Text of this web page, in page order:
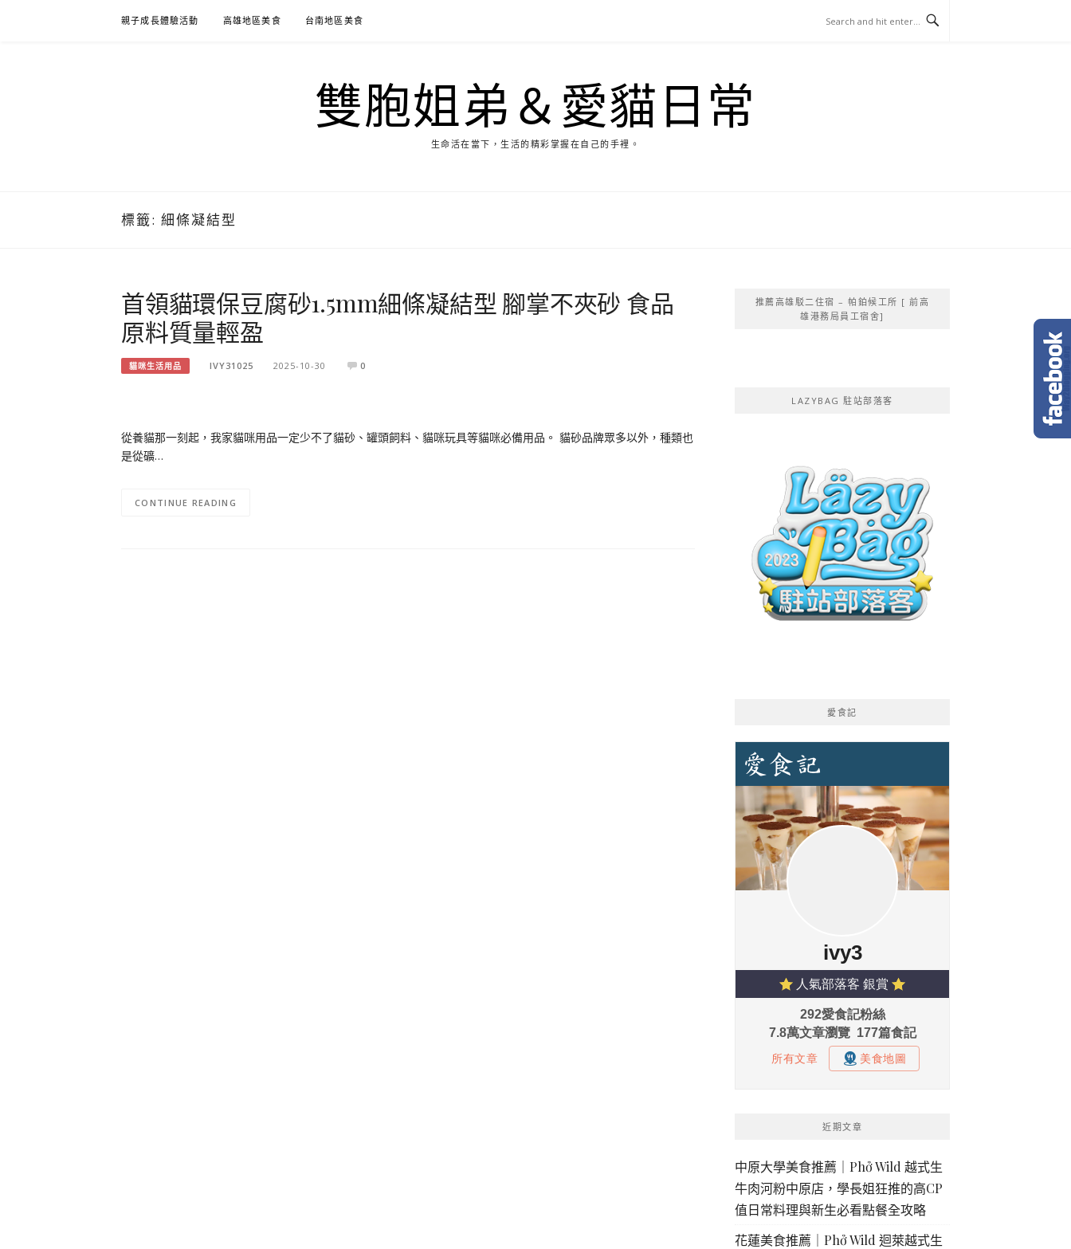
親子成長體驗活動 高雄地區美食 台南地區美食
雙胞姐弟＆愛貓日常
生命活在當下，生活的精彩掌握在自己的手裡。
標籤: 細條凝結型
首領貓環保豆腐砂1.5mm細條凝結型 腳掌不夾砂 食品
原料質量輕盈
貓咪生活用品 IVY31025 2025-10-30 0
從養貓那一刻起，我家貓咪用品一定少不了貓砂、罐頭飼料、貓咪玩具等貓咪必備用品。 貓砂品牌眾多以外，種類也
是從礦…
CONTINUE READING
推薦高雄駁二住宿 – 帕鉑候工所 [ 前高
雄港務局員工宿舍]
LAZYBAG 駐站部落客
愛食記
近期文章
中原大學美食推薦｜Phở Wild 越式生
牛肉河粉中原店，學長姐狂推的高CP
值日常料理與新生必看點餐全攻略
花蓮美食推薦｜Phở Wild 迴萊越式生